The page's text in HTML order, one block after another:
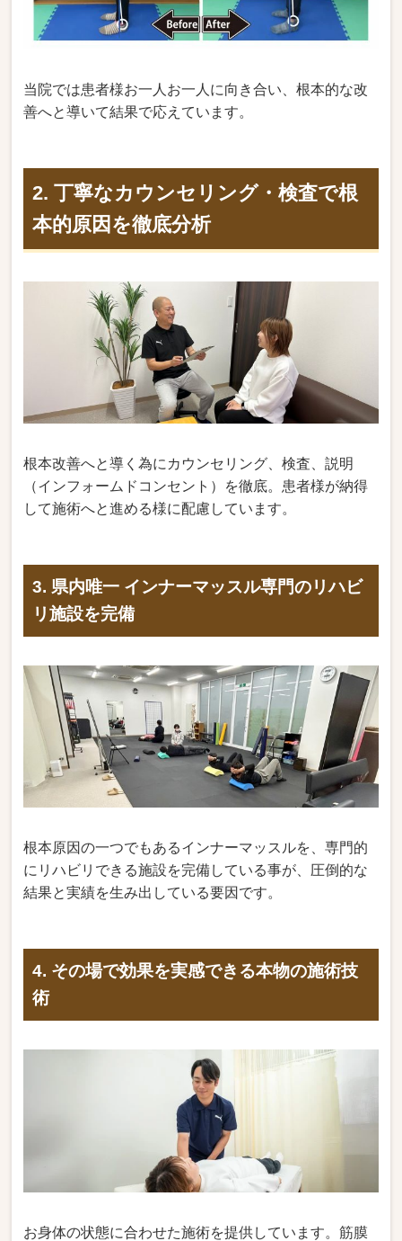
当院では患者様お一人お一人に向き合い、根本的な改
善へと導いて結果で応えています。
2. 丁寧なカウンセリング・検査で根
本的原因を徹底分析
根本改善へと導く為にカウンセリング、検査、説明
（インフォームドコンセント）を徹底。患者様が納得
して施術へと進める様に配慮しています。
3. 県内唯一 インナーマッスル専門のリハビ
リ施設を完備
根本原因の一つでもあるインナーマッスルを、専門的
にリハビリできる施設を完備している事が、圧倒的な
結果と実績を生み出している要因です。
4. その場で効果を実感できる本物の施術技
術
お身体の状態に合わせた施術を提供しています。筋膜